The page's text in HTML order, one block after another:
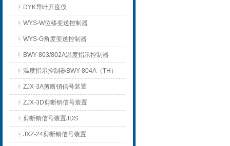
DYK导叶开度仪
WYS-W位移变送控制器
WYS-G角度变送控制器
BWY-803/802A温度指示控制器
温度指示控制器BWY-804A（TH）
ZJX-3A剪断销信号装置
ZJX-3D剪断销信号装置
剪断销信号装置JDS
JXZ-24剪断销信号装置